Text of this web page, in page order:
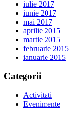
iulie 2017
iunie 2017
mai 2017
aprilie 2015
martie 2015
februarie 2015
ianuarie 2015
Categorii
Activitati
Evenimente